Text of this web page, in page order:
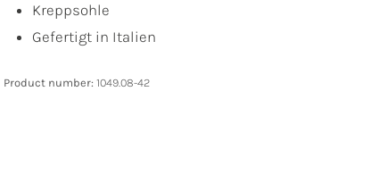
Kreppsohle
Gefertigt in Italien
Product number: 1049.08-42